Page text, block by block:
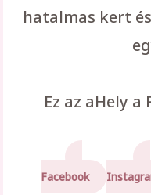
hatalmas kert
Ez az aHely
Facebook